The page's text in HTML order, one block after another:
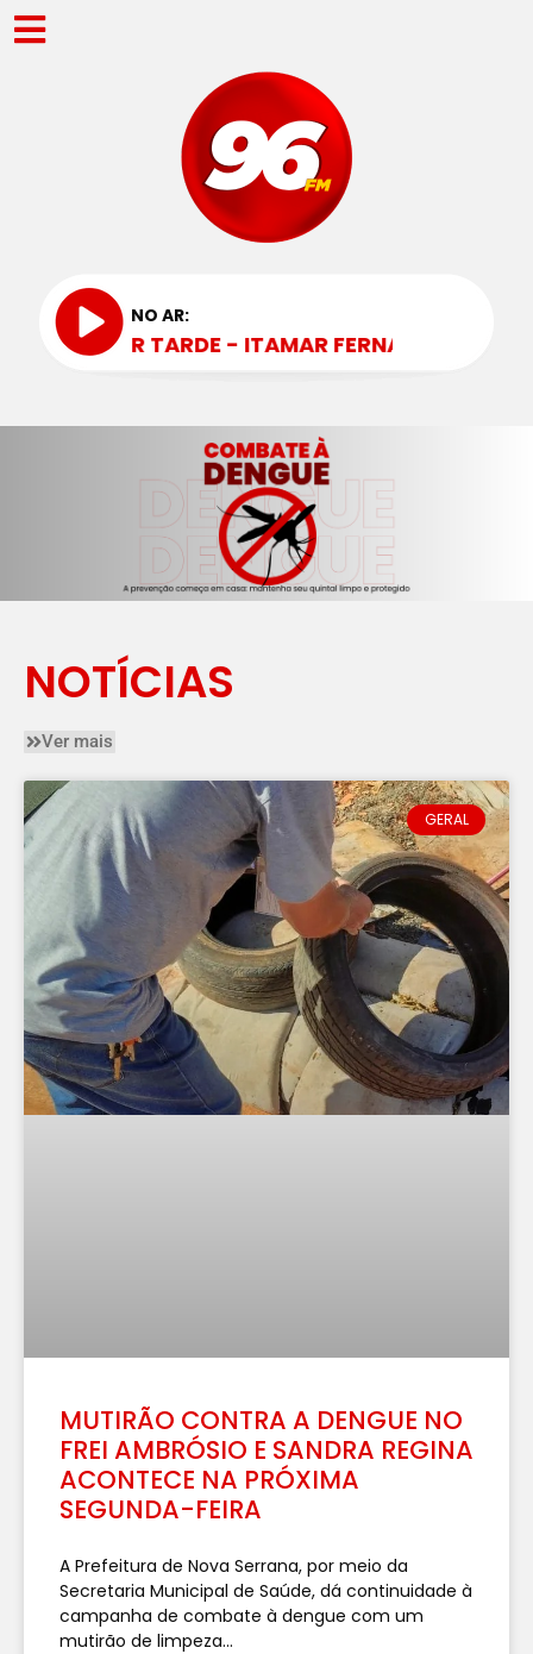
NOTÍCIAS
Ver mais
GERAL
MUTIRÃO CONTRA A DENGUE NO
FREI AMBRÓSIO E SANDRA REGINA
ACONTECE NA PRÓXIMA
SEGUNDA-FEIRA
A Prefeitura de Nova Serrana, por meio da
Secretaria Municipal de Saúde, dá continuidade à
campanha de combate à dengue com um
mutirão de limpeza...
NO AR:
TARDE - ITAMAR FERNANDES